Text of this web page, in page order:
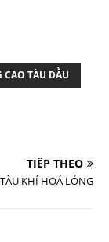
CAO TÀU DẦU
TIẾP THEO
KHÍ HOÁ LỎNG